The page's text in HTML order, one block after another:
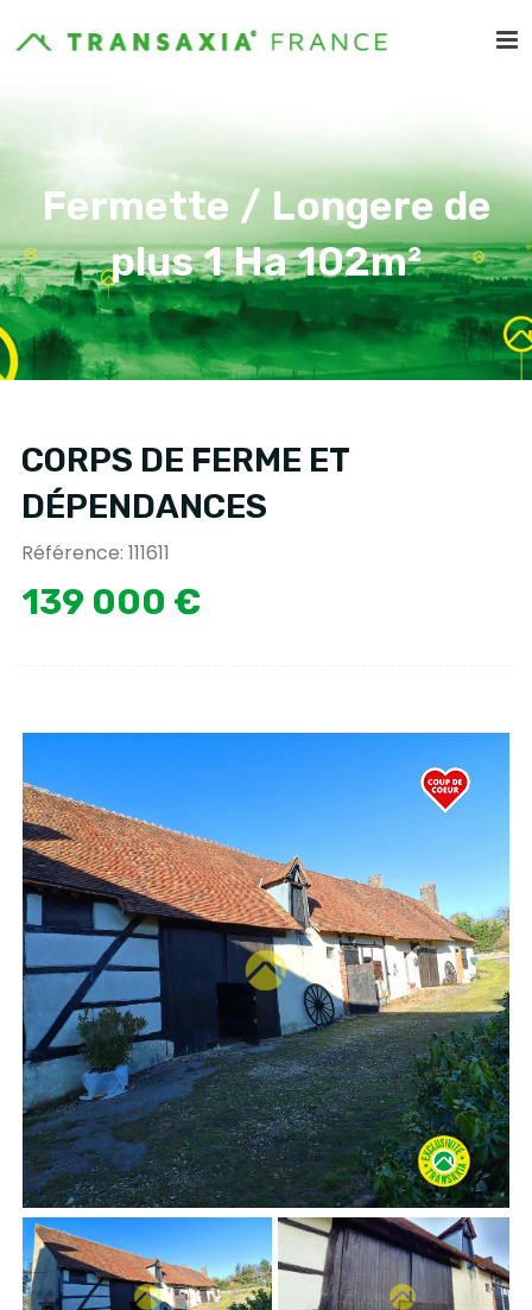
Fermette / Longere de
plus 1 Ha 102m²
CORPS DE FERME ET
DÉPENDANCES
Référence: 111611
139 000 €